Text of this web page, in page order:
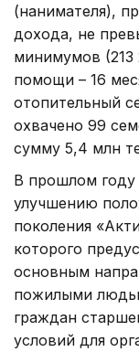
(нанимателя),
дохода, не
минимумов (213
помощи – 16
отопительный
охвачено 99
сумму 5,4 млн
В прошлом году
улучшению
поколения
которого
основным
пожилыми
граждан
условий для